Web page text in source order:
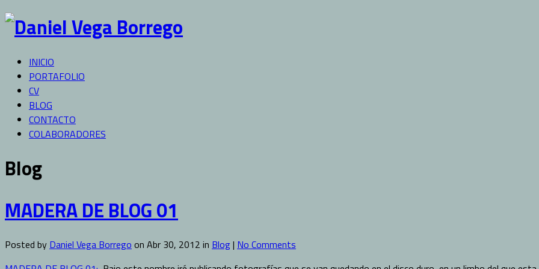
INICIO
PORTAFOLIO
CV
BLOG
CONTACTO
COLABORADORES
Blog
MADERA DE BLOG 01
Posted by Daniel Vega Borrego on Abr 30, 2012 in Blog| No Comments